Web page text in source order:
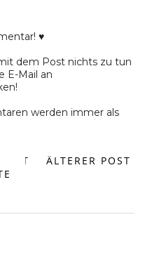
♥
dem Post nichts zu tun
E-Mail an
werden immer als
ÄLTERER POST
START